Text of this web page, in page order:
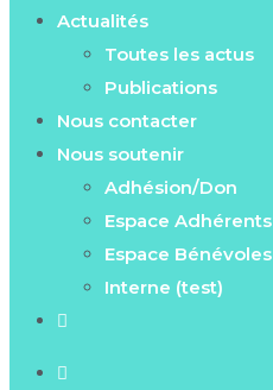
Actualités
Toutes les actus
Publications
Nous contacter
Nous soutenir
Adhésion/Don
Espace Adhérents
Espace Bénévoles
Interne (test)